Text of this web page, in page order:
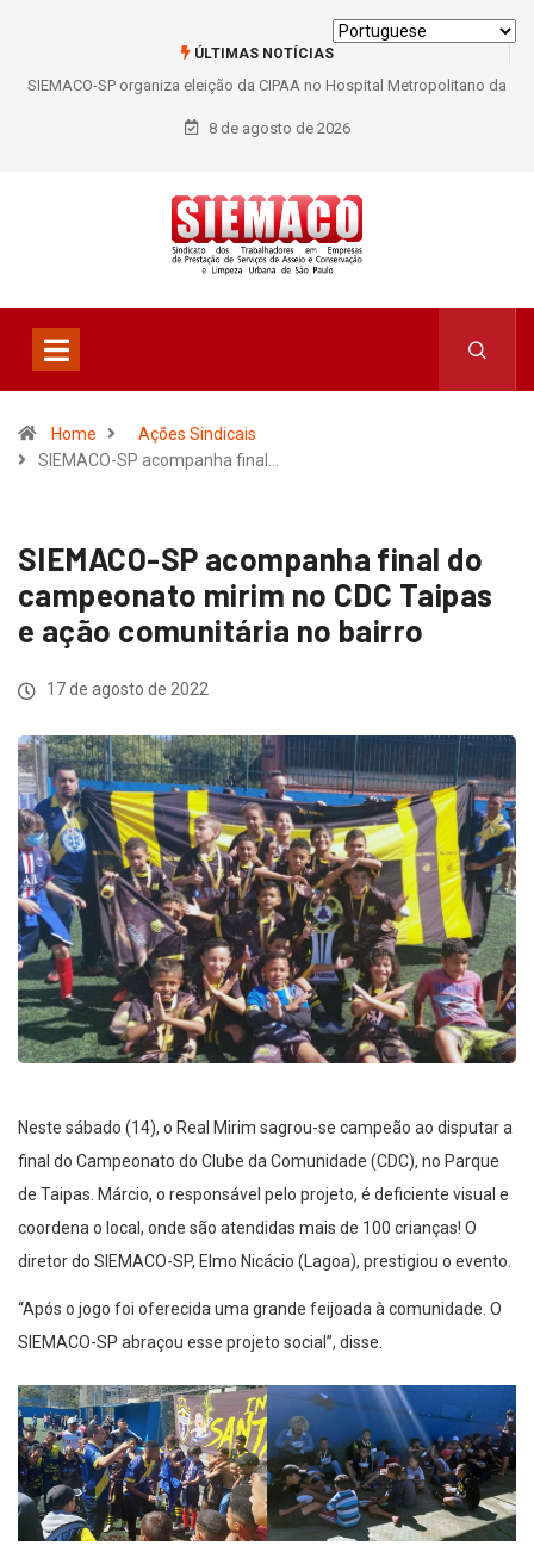
ÚLTIMAS NOTÍCIAS
SIEMACO-SP organiza eleição da CIPAA no Hospital Metropolitano da
Lapa e fortalece participação dos trabalhadores
8 de agosto de 2026
Home
Ações Sindicais
SIEMACO-SP acompanha final…
SIEMACO-SP acompanha final do
campeonato mirim no CDC Taipas
e ação comunitária no bairro
17 de agosto de 2022
Neste sábado (14), o Real Mirim sagrou-se campeão ao disputar a
final do Campeonato do Clube da Comunidade (CDC), no Parque
de Taipas. Márcio, o responsável pelo projeto, é deficiente visual e
coordena o local, onde são atendidas mais de 100 crianças! O
diretor do SIEMACO-SP, Elmo Nicácio (Lagoa), prestigiou o evento.
“Após o jogo foi oferecida uma grande feijoada à comunidade. O
SIEMACO-SP abraçou esse projeto social”, disse.